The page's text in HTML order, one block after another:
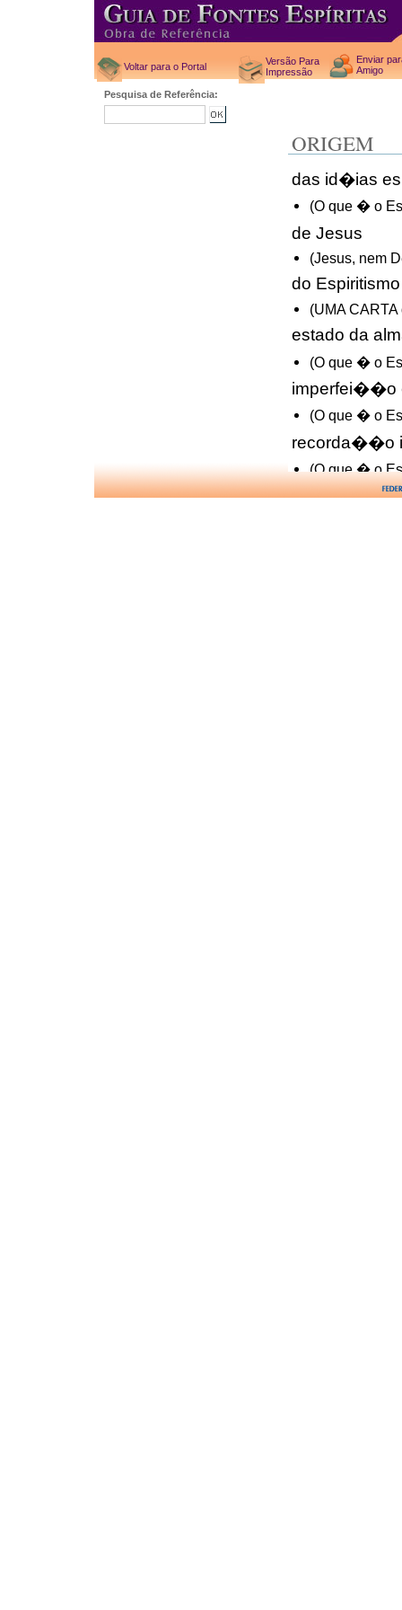
Voltar para o Portal
Versão Para
Impressão
Enviar
Amigo
Pesquisa de Referência:
ORIGEM
das id�ias
(O que � o
de Jesus
(Jesus, nem
do Espiritismo
(UMA
estado da
(O que � o
imperfei��o
(O que � o
recorda��o
(O que � o